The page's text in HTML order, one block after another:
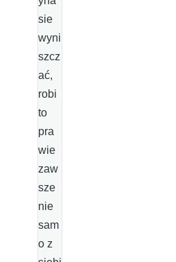
sie
wyni
szcz
ać,
robi
to
pra
wie
zaw
sze
nie
sam
o z